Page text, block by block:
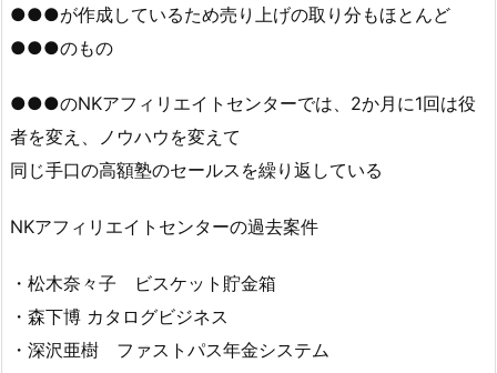
●●●が作成しているため売り上げの取り分もほとんど
●●●のもの
●●●のNKアフィリエイトセンターでは、2か月に1回は役
者を変え、ノウハウを変えて
同じ手口の高額塾のセールスを繰り返している
NKアフィリエイトセンターの過去案件
・松木奈々子 ビスケット貯金箱
・森下博 カタログビジネス
・深沢亜樹 ファストパス年金システム